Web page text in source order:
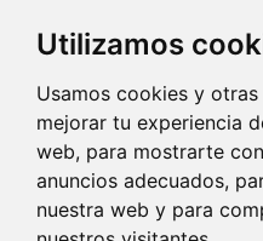
Utilizamos
Usamos cookies y
mejorar tu experiencia
web, para mostrarte
anuncios adecuados,
nuestra web y para